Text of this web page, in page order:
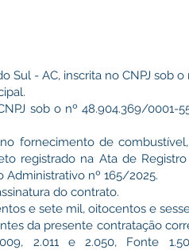
Sul - AC, inscrita no CNPJ sob
sob o nº 48.904.369/
fornecimento de
registrado na Ata de
Administrativo nº 165/2025.
do contrato.
e sete mil, oitocentos e
da presente contratação
2.011 e 2.050, Fonte